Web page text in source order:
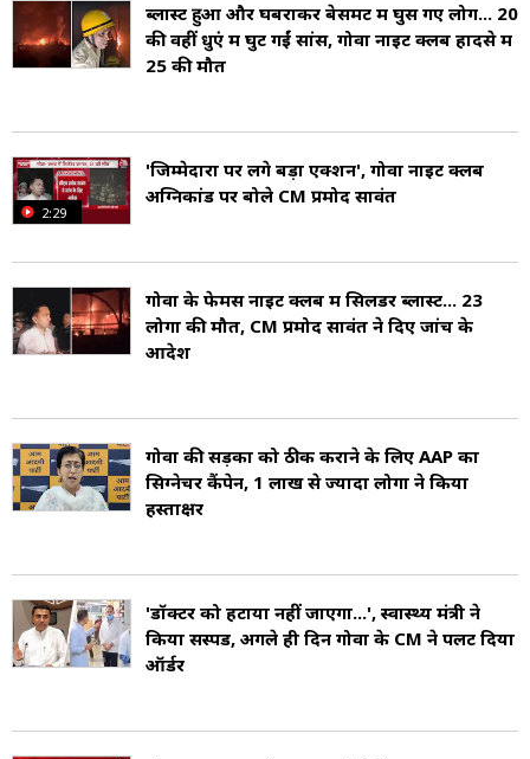
ब्लास्ट हुआ और घबराकर बेसमेंट में घुस गए लोग... 20
की वहीं धुएं में घुट गईं सांसें, गोवा नाइट क्लब हादसे में
25 की मौत
2:29
'जिम्मेदारों पर लेंगे बड़ा एक्शन', गोवा नाइट क्लब
अग्निकांड पर बोले CM प्रमोद सावंत
गोवा के फेमस नाइट क्लब में सिलेंडर ब्लास्ट... 23
लोगों की मौत, CM प्रमोद सावंत ने दिए जांच के
आदेश
गोवा की सड़कों को ठीक कराने के लिए AAP का
सिग्नेचर कैंपेन, 1 लाख से ज्यादा लोगों ने किया
हस्ताक्षर
'डॉक्टर को हटाया नहीं जाएगा...', स्वास्थ्य मंत्री ने
किया सस्पेंड, अगले ही दिन गोवा के CM ने पलट दिया
ऑर्डर